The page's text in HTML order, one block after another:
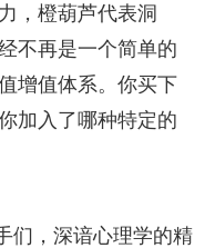
，橙葫芦代表洞
不再是一个简单的
增值体系。你买下
加入了哪种特定的
们，深谙心理学的精